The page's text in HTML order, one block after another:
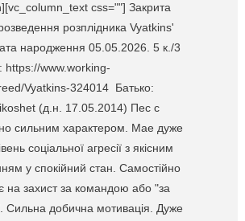
css=""] Закрита
розплідника Vyatkins'
народження 05.05.2026. 5 к./3
https://www.working-
Vyatkins-324014 Батько:
(д.н. 17.05.2014) Пес с
сильним характером. Мае дуже
соціальної агресії з якісним
у спокійний стан. Самостійно
на захист за командою або "за
Сильна добична мотивація. Дуже